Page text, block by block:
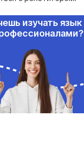
изучать язык